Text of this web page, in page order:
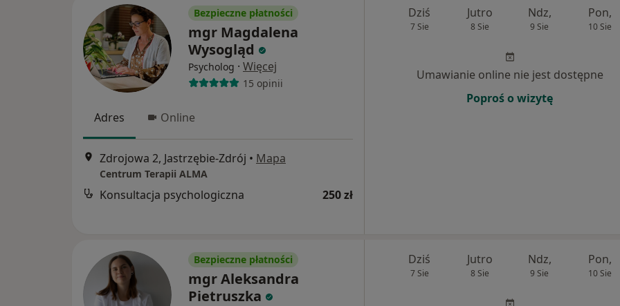
Bezpieczne płatności
mgr Magdalena
Wysogląd
Psycholog · Więcej
15 opinii
Adres Online
Zdrojowa 2, Jastrzębie-Zdrój • Mapa
Centrum Terapii ALMA
Konsultacja psychologiczna 250 zł
Dziś
7 Sie
Jutro
8 Sie
Ndz,
9 Sie
Pon,
10 Sie
Umawianie online nie jest dostępne
Poproś o wizytę
Bezpieczne płatności
mgr Aleksandra
Pietruszka
Dziś
7 Sie
Jutro
8 Sie
Ndz,
9 Sie
Pon,
10 Sie